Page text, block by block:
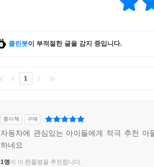
클린봇이 부적절한 글을 감지 중입니다.
1
종이책 구매
자동차에 관심있는 아이들에게 적극 추천 아
하네요
1명이 이 한줄평을 추천합니다.